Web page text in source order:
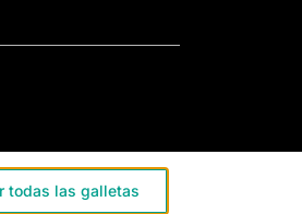
todas las galletas